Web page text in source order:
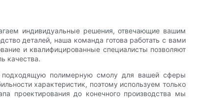
индивидуальные решения, отвечающие вашим
деталей, наша команда готова работать с вами
и квалифицированные специалисты позволяют
качества.
полимерную смолу для вашей сферы
характеристик, поэтому используем только
проектирования до конечного производства мы